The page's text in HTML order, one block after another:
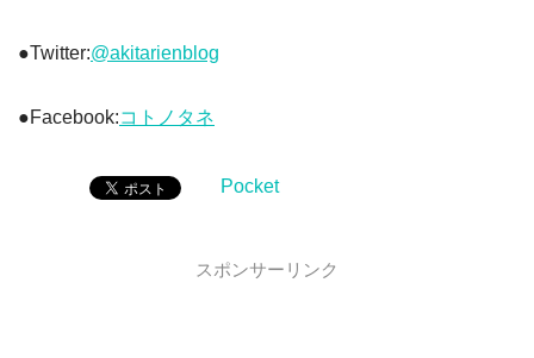
●Twitter:@akitarienblog
●Facebook:コトノタネ
Pocket
スポンサーリンク